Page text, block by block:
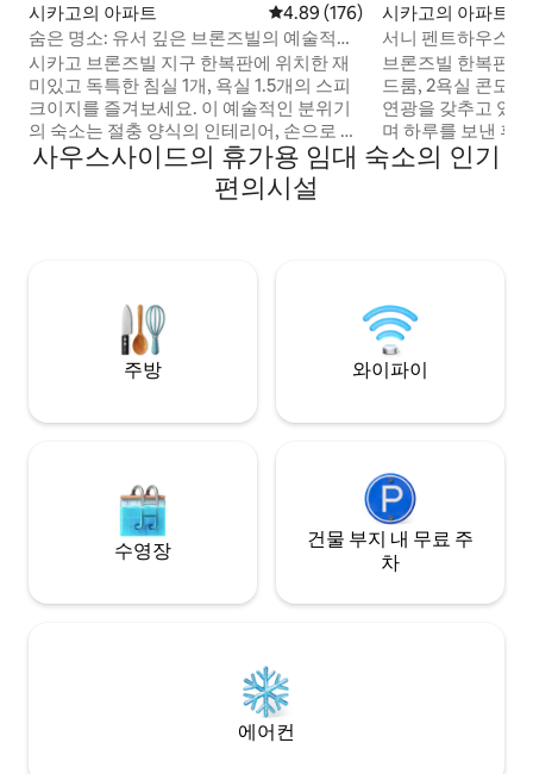
시카고의 아파트 평점 4.89점(5점 만점), 후기 176
4.89 (176)
숨은 명소: 유서 깊은 브론즈빌의 예술적인
스피크이지 바
시카고 브론즈빌 지구 한복판에 위치한 재
미있고 독특한 침실 1개, 욕실 1.5개의 스피
크이지를 즐겨보세요. 이 예술적인 분위기
의 숙소는 절충 양식의 인테리어, 손으로 그
린 벽화, 스마트 TV, 웻바, 웰니스 스튜디오,
원격 업무 공간, 무료 노상 주차장, 계단 없
는 지상층 출입을 갖추고 있습니다. 이 아늑
스포츠 경기장까지 쉽게 접근할 수 있습니
시카고의 아파트
서니 펜트하우스 -
브론즈빌 한복판
드룸, 2욕실 콘도
연광을 갖추고 있
며 하루를 보낸 후
에서 휴식을 취해보세요. 시설
방에는 집에서 요
젠 등에서 차로 20
사우스사이드의 휴가용 임대 숙소의 인기
편의시설
주방 와이파이
수영장
건물 부지 내 무료 주
차
에어컨